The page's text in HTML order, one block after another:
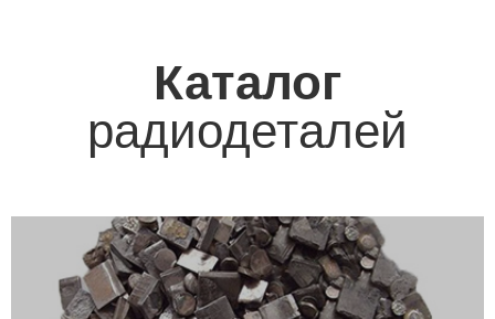
Каталог
радиодеталей